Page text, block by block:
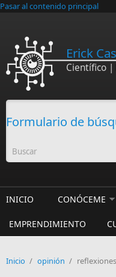
Pasar al contenido principal
Erick
Científico |
Formulario de
INICIO CONÓCEME
EMPRENDIMIENTO
Inicio / opinión / reflexiones